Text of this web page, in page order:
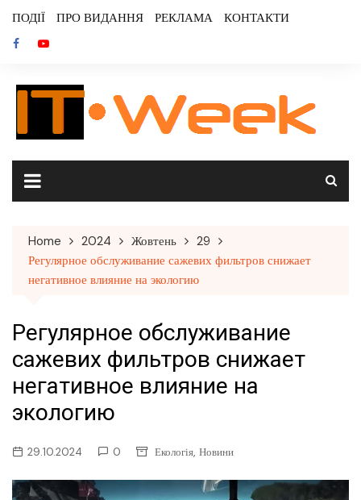
content
ПОДІЇ ПРО ВИДАННЯ РЕКЛАМА КОНТАКТИ
Home 2024 Жовтень
29
Регулярное обслуживание сажевих фильтров снижает
негативное влияние на экологию
Регулярное обслуживание
сажевих фильтров снижает
негативное влияние на
экологию
29.10.2024 0 Екологія, Новини